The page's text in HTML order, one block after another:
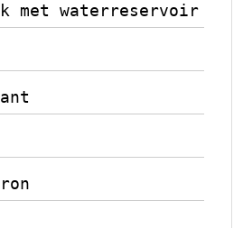
met waterreservoir